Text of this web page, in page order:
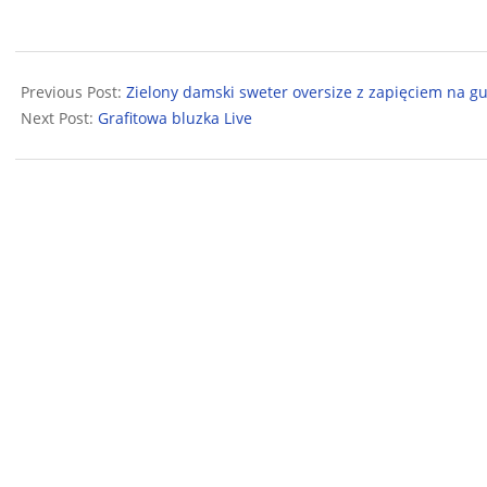
08-
12
Previous Post: Zielony damski sweter oversize z zapięciem na
Next Post: Grafitowa bluzka Live